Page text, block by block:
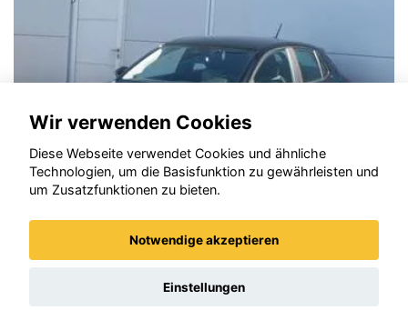
Wir verwenden Cookies
Diese Webseite verwendet Cookies und ähnliche
Technologien, um die Basisfunktion zu gewährleisten und
um Zusatzfunktionen zu bieten.
Notwendige akzeptieren
Einstellungen